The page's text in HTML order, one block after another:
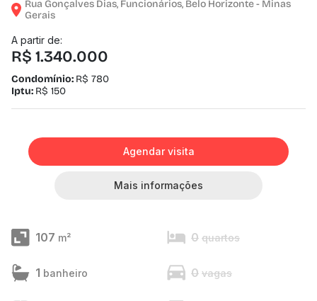
Rua Gonçalves Dias, Funcionários, Belo Horizonte - Minas
Gerais
A partir de:
R$ 1.340.000
Condomínio: R$ 780
Iptu: R$ 150
Agendar visita
Mais informações
107 m² 0 quartos
1 banheiro 0 vagas